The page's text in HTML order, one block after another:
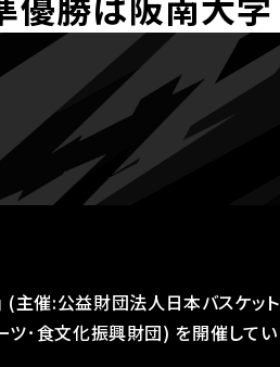
主催:公益財団法人日本バスケット
･食文化振興財団) を開催してい